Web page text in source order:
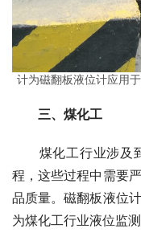
计为磁翻板液位计应用
三、煤化工
煤化工行业涉及到
程，这些过程中需要
品质量。磁翻板液位
为煤化工行业液位监测